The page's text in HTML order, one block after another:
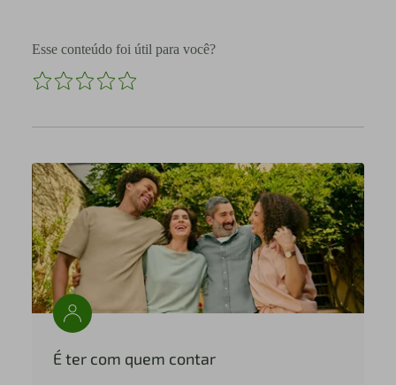
Esse conteúdo foi útil para você?
É ter com quem contar